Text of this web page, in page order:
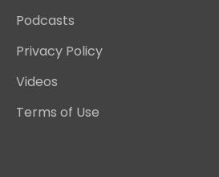
Podcasts
Privacy Policy
Videos
Terms of Use